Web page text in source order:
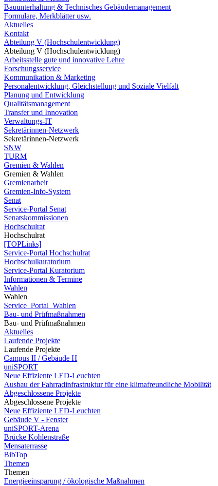
Bauunterhaltung & Technisches Gebäudemanagement
Formulare, Merkblätter usw.
Aktuelles
Kontakt
Abteilung V (Hochschulentwicklung)
Abteilung V (Hochschulentwicklung)
Arbeitsstelle gute und innovative Lehre
Forschungsservice
Kommunikation & Marketing
Personalentwicklung, Gleichstellung und Soziale Vielfalt
Planung und Entwicklung
Qualitätsmanagement
Transfer und Innovation
Verwaltungs-IT
Sekretärinnen-Netzwerk
Sekretärinnen-Netzwerk
SNW
TURM
Gremien & Wahlen
Gremien & Wahlen
Gremienarbeit
Gremien-Info-System
Senat
Service-Portal Senat
Senatskommissionen
Hochschulrat
Hochschulrat
[TOPLinks]
Service-Portal Hochschulrat
Hochschulkuratorium
Service-Portal Kuratorium
Informationen & Termine
Wahlen
Wahlen
Service_Portal_Wahlen
Bau- und Prüfmaßnahmen
Bau- und Prüfmaßnahmen
Aktuelles
Laufende Projekte
Laufende Projekte
Campus II / Gebäude H
uniSPORT
Neue Effiziente LED-Leuchten
Ausbau der Fahrradinfrastruktur für eine klimafreundliche Mobilität
Abgeschlossene Projekte
Abgeschlossene Projekte
Neue Effiziente LED-Leuchten
Gebäude V - Fenster
uniSPORT-Arena
Brücke Kohlenstraße
Mensaterrasse
BibTop
Themen
Themen
Energieeinsparung / ökologische Maßnahmen